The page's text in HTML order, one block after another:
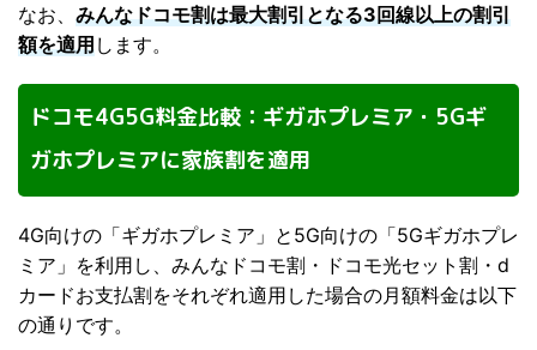
なお、 みんなドコモ割は最大割引となる3回線以上の割引
額を適用します。
ドコモ4G5G料金比較：ギガホプレミア・5Gギ
ガホプレミアに家族割を適用
4G向けの「ギガホプレミア」と5G向けの「5Gギガホプレ
ミア」を利用し、みんなドコモ割・ドコモ光セット割・d
カードお支払割をそれぞれ適用した場合の月額料金は以下
の通りです。